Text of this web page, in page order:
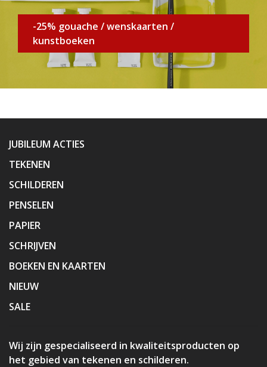
-25% gouache / wenskaarten /
kunstboeken
JUBILEUM ACTIES
TEKENEN
SCHILDEREN
PENSELEN
PAPIER
SCHRIJVEN
BOEKEN EN KAARTEN
NIEUW
SALE
Wij zijn gespecialiseerd in kwaliteitsproducten op
het gebied van tekenen en schilderen.